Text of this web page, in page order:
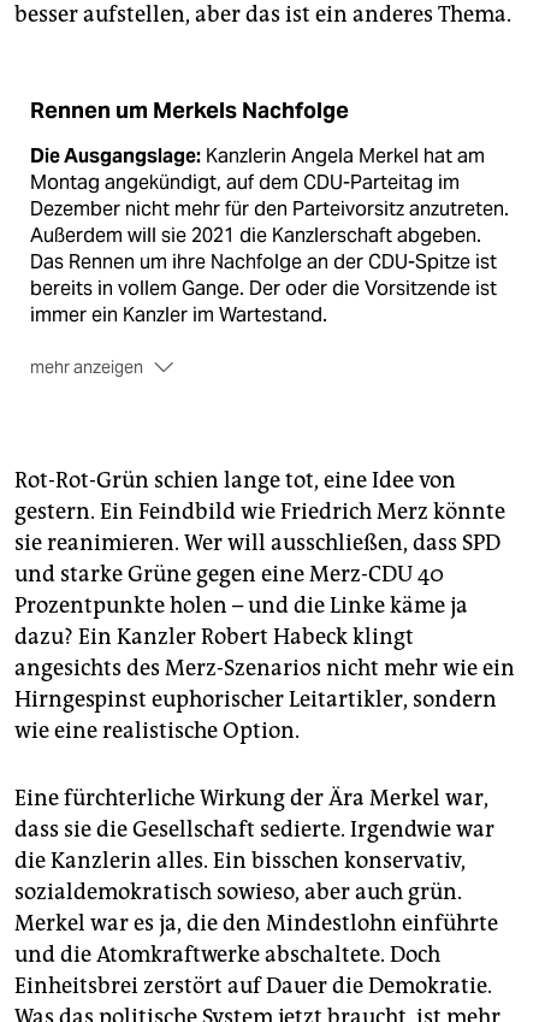
besser aufstellen, aber das ist ein anderes Thema.
Rennen um Merkels Nachfolge
Die Ausgangslage: Kanzlerin Angela Merkel hat am
Montag angekündigt, auf dem CDU-Parteitag im
Dezember nicht mehr für den Parteivorsitz anzutreten.
Außerdem will sie 2021 die Kanzlerschaft abgeben.
Das Rennen um ihre Nachfolge an der CDU-Spitze ist
bereits in vollem Gange. Der oder die Vorsitzende ist
immer ein Kanzler im Wartestand.
mehr anzeigen
Generalsekretärin Annegret Kramp-Karrenbauer,
Gesundheitsminister Jens Spahn und Ex-Frak­
tionschef Friedrich Merz. Kramp-Karrenbauer vertritt
ein konservatives Weltbild, tickt sozial­politisch aber
mittig. Spahn profilierte sich als konservativer
Gegenentwurf zu Merkel - ähnlich wie Merz.
Der Nichtkandidat:Armin Laschet, Ministerpräsident
und Chef des mächtigen CDU-Landesverbandes
Nordrhein-Westfalen, erklärte am Mittwoch an, er
werde sich nicht bewerben. Bei der geplanten
Trennung von Kanzleramt und Parteivorsitz sei das
vereinbar. Damit schließt er aber eine spätere
Kanzlerkandidatur nicht aus. Laschet gilt als moderat.
Rot-Rot-Grün schien lange tot, eine Idee von
gestern. Ein Feindbild wie Friedrich Merz könnte
sie reanimieren. Wer will ausschließen, dass SPD
und starke Grüne gegen eine Merz-CDU 40
Prozentpunkte holen – und die Linke käme ja
dazu? Ein Kanzler Robert Habeck klingt
angesichts des Merz-Szenarios nicht mehr wie ein
Hirngespinst euphorischer Leitartikler, sondern
wie eine realistische Option.
Eine fürchterliche Wirkung der Ära Merkel war,
dass sie die Gesellschaft sedierte. Irgendwie war
die Kanzlerin alles. Ein bisschen konservativ,
sozialdemokratisch sowieso, aber auch grün.
Merkel war es ja, die den Mindestlohn einführte
und die Atomkraftwerke abschaltete. Doch
Einheitsbrei zerstört auf Dauer die Demokratie.
Was das politische System jetzt braucht, ist mehr